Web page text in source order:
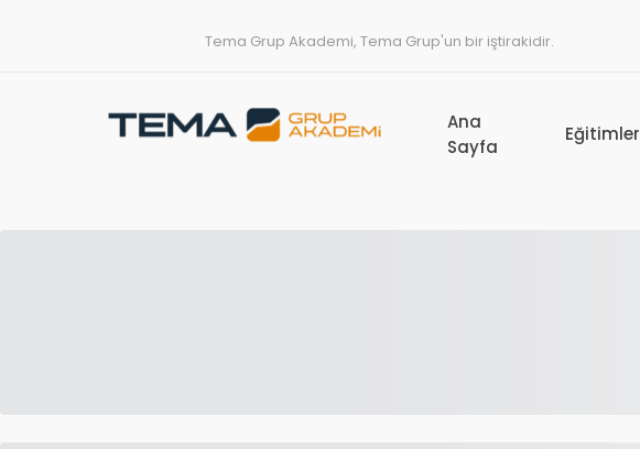
Tema Grup Akademi, Tema Grup'un bir iştirakidir.
Ana
Sayfa
Eğitimler